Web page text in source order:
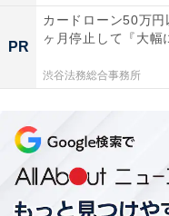
メーカー
2026年6月
PR
カードローン50万
ヶ月停止して『大幅
渋谷法務総合事務所